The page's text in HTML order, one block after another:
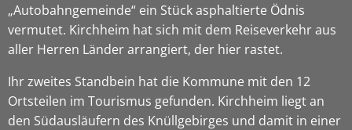
„Autobahngemeinde“ ein Stück asphaltierte Ödnis
vermutet. Kirchheim hat sich mit dem Reiseverkehr aus
aller Herren Länder arrangiert, der hier rastet.
Ihr zweites Standbein hat die Kommune mit den 12
Ortsteilen im Tourismus gefunden. Kirchheim liegt an
den Südausläufern des Knüllgebirges und damit in einer